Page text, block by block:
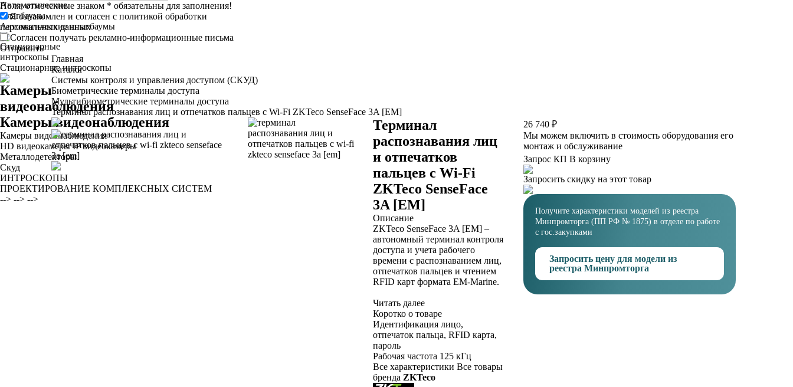
Автоматические шлагбаумы
Стационарные интроскопы
Камеры видеонаблюдения
Камеры видеонаблюдения
HD видеокамеры IP видеокамеры
Металлодетекторы
Скуд
ИНТРОСКОПЫ
ПРОЕКТИРОВАНИЕ КОМПЛЕКСНЫХ СИСТЕМ
--> --> -->
Поля, отмеченные знаком * обязательны для заполнения!
Я ознакомлен и согласен с политикой обработки
персональных данных
Согласен получать рекламно-информационные письма
Отправить
Главная
Каталог
Системы контроля и управления доступом (СКУД)
Биометрические терминалы доступа
Мультибиометрические терминалы доступа
Терминал распознавания лиц и отпечатков пальцев с Wi-Fi ZKTeco SenseFace 3A [EM]
Терминал
распознавания лиц
и отпечатков
пальцев с Wi-Fi
ZKTeco SenseFace
3A [EM]
Описание
ZKTeco SenseFace 3A [EM] –
автономный терминал контроля
доступа и учета рабочего
времени c распознаванием лиц,
отпечатков пальцев и чтением
RFID карт формата EM-Marine.
Читать далее
Коротко о товаре
Идентификациялицо,
отпечаток пальца, RFID карта,
пароль
Рабочая частота 125 кГц
Все характеристики Все товары
бренда ZKTeco
26 740 ₽
Мы можем включить в стоимость оборудования его
монтаж и обслуживание
Запрос КП В корзину
Запросить скидку на этот товар
Получите характеристики моделей из реестра
Минпромторга (ПП РФ № 1875) в отделе по работе
с гос.закупками
Запросить цену для модели из
реестра Минпромторга